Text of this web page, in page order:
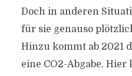
Doch in anderen
für sie genauso
Hinzu kommt ab 2021
eine CO2-Abgabe. Hier